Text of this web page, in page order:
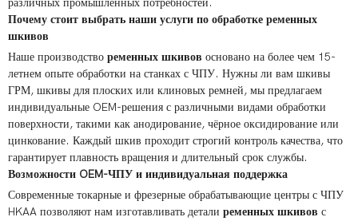
различных промышленных потребностей.
Почему стоит выбрать наши услуги по обработке ременных
шкивов
Наше производство ременных шкивов основано на более чем 15-
летнем опыте обработки на станках с ЧПУ. Нужны ли вам шкивы
ГРМ, шкивы для плоских или клиновых ремней, мы предлагаем
индивидуальные OEM-решения с различными видами обработки
поверхности, такими как анодирование, чёрное оксидирование или
цинкование. Каждый шкив проходит строгий контроль качества, что
гарантирует плавность вращения и длительный срок службы.
Возможности OEM-ЧПУ и индивидуальная поддержка
Современные токарные и фрезерные обрабатывающие центры с ЧПУ
HKAA позволяют нам изготавливать детали ременных шкивов с